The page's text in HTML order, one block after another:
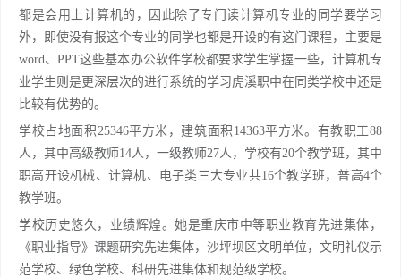
都是会用上计算机的，因此除了专门读计算机专业的同学要学习
外，即使没有报这个专业的同学也都是开设的有这门课程，主要是
word、PPT这些基本办公软件学校都要求学生掌握一些，计算机专
业学生则是更深层次的进行系统的学习虎溪职中在同类学校中还是
比较有优势的。
学校占地面积25346平方米，建筑面积14363平方米。有教职工88
人，其中高级教师14人，一级教师27人，学校有20个教学班，其中
职高开设机械、计算机、电子类三大专业共16个教学班，普高4个
教学班。
学校历史悠久，业绩辉煌。她是重庆市中等职业教育先进集体，
《职业指导》课题研究先进集体，沙坪坝区文明单位，文明礼仪示
范学校、绿色学校、科研先进集体和规范级学校。